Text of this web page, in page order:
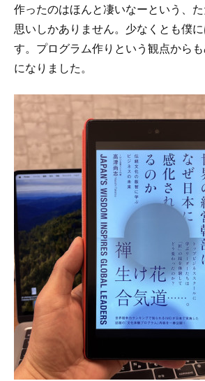
作ったのはほんと凄いなーという、
思いしかありません。少なくとも僕
す。プログラム作りという観点から
になりました。